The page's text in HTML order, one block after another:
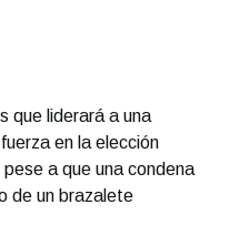
que liderará a una
en la elección
a que una condena
de un brazalete